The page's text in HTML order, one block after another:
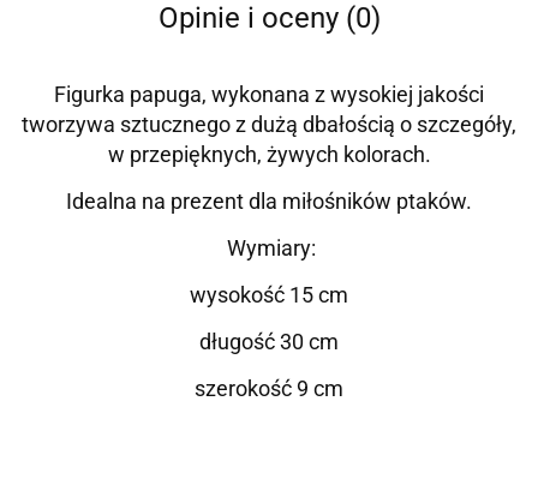
Opinie i oceny (0)
Figurka papuga, wykonana z wysokiej jakości
tworzywa sztucznego z dużą dbałością o szczegóły,
w przepięknych, żywych kolorach.
Idealna na prezent dla miłośników ptaków.
Wymiary:
wysokość 15 cm
długość 30 cm
szerokość 9 cm